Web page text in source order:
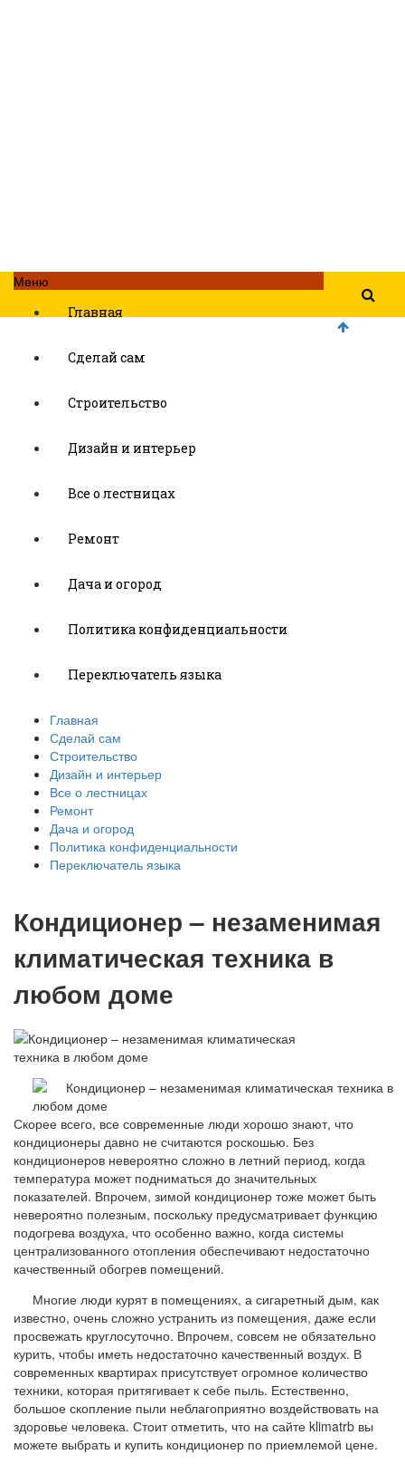
Меню
Главная
Сделай сам
Строительство
Дизайн и интерьер
Все о лестницах
Ремонт
Дача и огород
Политика конфиденциальности
Переключатель языка
Главная
Сделай сам
Строительство
Дизайн и интерьер
Все о лестницах
Ремонт
Дача и огород
Политика конфиденциальности
Переключатель языка
Кондиционер – незаменимая
климатическая техника в
любом доме
Скорее всего, все современные люди хорошо знают, что
кондиционеры давно не считаются роскошью. Без
кондиционеров невероятно сложно в летний период, когда
температура может подниматься до значительных
показателей. Впрочем, зимой кондиционер тоже может быть
невероятно полезным, поскольку предусматривает функцию
подогрева воздуха, что особенно важно, когда системы
централизованного отопления обеспечивают недостаточно
качественный обогрев помещений.
Многие люди курят в помещениях, а сигаретный дым, как
известно, очень сложно устранить из помещения, даже если
просвежать круглосуточно. Впрочем, совсем не обязательно
курить, чтобы иметь недостаточно качественный воздух. В
современных квартирах присутствует огромное количество
техники, которая притягивает к себе пыль. Естественно,
большое скопление пыли неблагоприятно воздействовать на
здоровье человека. Стоит отметить, что на сайте klimatrb вы
можете выбрать и купить кондиционер по приемлемой цене.